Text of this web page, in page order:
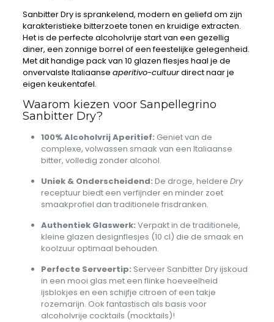
Sanbitter Dry is sprankelend, modern en geliefd om zijn
karakteristieke bitterzoete tonen en kruidige extracten.
Het is de perfecte alcoholvrije start van een gezellig
diner, een zonnige borrel of een feestelijke gelegenheid.
Met dit handige pack van 10 glazen flesjes haal je de
onvervalste Italiaanse aperitivo-cultuurdirect naar je
eigen keukentafel.
Waarom kiezen voor Sanpellegrino
Sanbitter Dry?
100% Alcoholvrij Aperitief: Geniet van de
complexe, volwassen smaak van een Italiaanse
bitter, volledig zonder alcohol.
Uniek & Onderscheidend: De droge, heldere Dry
receptuur biedt een verfijnder en minder zoet
smaakprofiel dan traditionele frisdranken.
Authentiek Glaswerk: Verpakt in de traditionele,
kleine glazen designflesjes (10 cl) die de smaak en
koolzuur optimaal behouden.
Perfecte Serveertip: Serveer Sanbitter Dry ijskoud
in een mooi glas met een flinke hoeveelheid
ijsblokjes en een schijfje citroen of een takje
rozemarijn. Ook fantastisch als basis voor
alcoholvrije cocktails (mocktails)!